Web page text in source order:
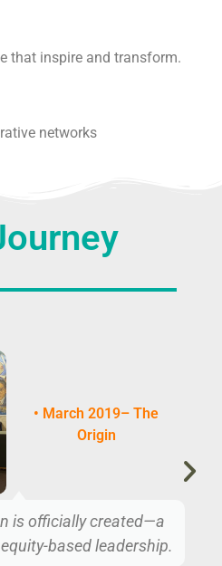
that inspire and transform.
networks
is officially created—a
based leadership.
• March 2019– The
Origin